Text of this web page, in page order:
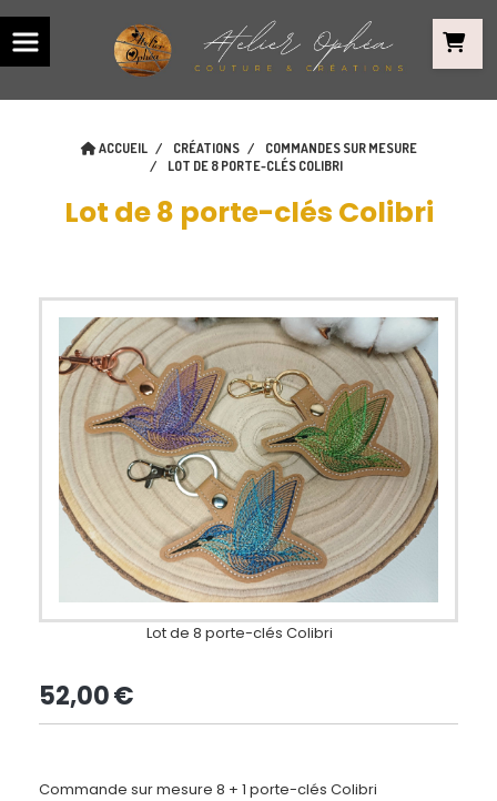
ACCUEIL CRÉATIONS
COMMANDES SUR MESURE
LOT DE 8 PORTE-CLÉS COLIBRI
Lot de 8 porte-clés Colibri
Lot de 8 porte-clés Colibri
52,00€
Commande sur mesure 8 + 1 porte-clés Colibri